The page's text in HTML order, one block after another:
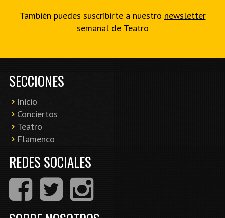
También puedes suscribirte a nuestro newsletter
semanal de Teatro
SECCIONES
Inicio
Conciertos
Teatro
Flamenco
REDES SOCIALES